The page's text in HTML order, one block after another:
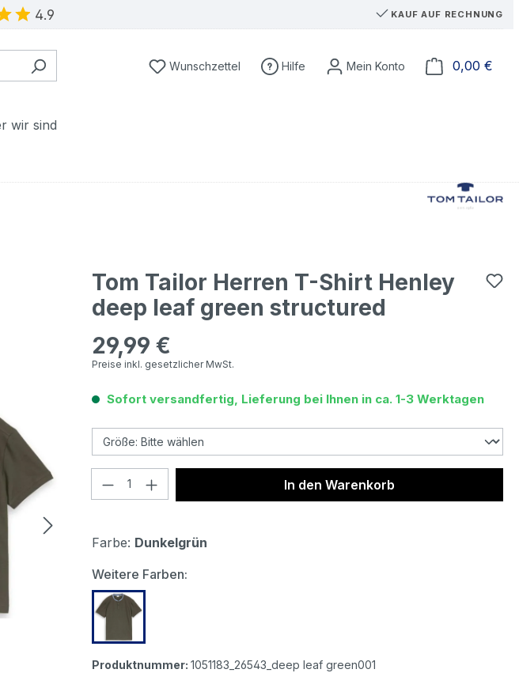
4.9 KAUF AUF RECHNUNG
Du hast 0 Produkte auf dem Merkzettel
Wunschzettel Hilfe 0,00 €
wir sind
Tom Tailor Herren T-Shirt Henley
deep leaf green structured
Regulärer Preis:
29,99 €
Preise inkl. gesetzlicher MwSt.
Sofort versandfertig, Lieferung bei Ihnen in ca. 1-3 Werktagen
Produkt Anzahl: Gib den gewünschten Wert
In den Warenkorb
Farbe: Dunkelgrün
Weitere Farben:
Tom Tailor Herren T-Shirt Henley deep leaf green structured
Produktnummer: 1051183_26543_deep leaf green001